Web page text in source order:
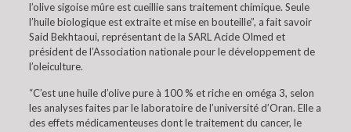
l’olive sigoise mûre est cueillie sans traitement chimique. Seule
l’huile biologique est extraite et mise en bouteille”, a fait savoir
Said Bekhtaoui, représentant de la SARL Acide Olmed et
président de l’Association nationale pour le développement de
l’oleiculture.
“C’est une huile d’olive pure à 100 % et riche en oméga 3, selon
les analyses faites par le laboratoire de l’université d’Oran. Elle a
des effets médicamenteuses dont le traitement du cancer, le